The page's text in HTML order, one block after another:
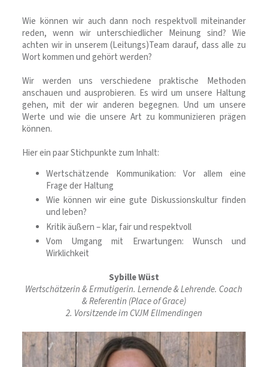
Wie können wir auch dann noch respektvoll miteinander
reden, wenn wir unterschiedlicher Meinung sind? Wie
achten wir in unserem (Leitungs)Team darauf, dass alle zu
Wort kommen und gehört werden?
Wir werden uns verschiedene praktische Methoden
anschauen und ausprobieren. Es wird um unsere Haltung
gehen, mit der wir anderen begegnen. Und um unsere
Werte und wie die unsere Art zu kommunizieren prägen
können.
Hier ein paar Stichpunkte zum Inhalt:
Wertschätzende Kommunikation: Vor allem eine
Frage der Haltung
Wie können wir eine gute Diskussionskultur finden
und leben?
Kritik äußern – klar, fair und respektvoll
Vom Umgang mit Erwartungen: Wunsch und
Wirklichkeit
Sybille Wüst
Wertschätzerin & Ermutigerin. Lernende & Lehrende. Coach
& Referentin (Place of Grace)
2. Vorsitzende im CVJM Ellmendingen